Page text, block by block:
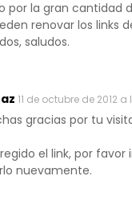
por la gran cantidad
renovar los links
saludos.
11 de octubre de 2012 a
gracias por tu
el link, por favor
nuevamente.